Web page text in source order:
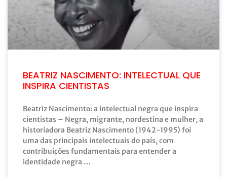
BEATRIZ NASCIMENTO: INTELECTUAL QUE
INSPIRA CIENTISTAS
Beatriz Nascimento: a intelectual negra que inspira
cientistas – Negra, migrante, nordestina e mulher, a
historiadora Beatriz Nascimento (1942-1995) foi
uma das principais intelectuais do país, com
contribuições fundamentais para entender a
identidade negra …